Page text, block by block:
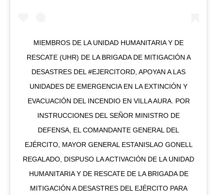
MIEMBROS DE LA UNIDAD HUMANITARIA Y DE
RESCATE (UHR) DE LA BRIGADA DE MITIGACIÓN A
DESASTRES DEL #EJERCITORD, APOYAN A LAS
UNIDADES DE EMERGENCIA EN LA EXTINCIÓN Y
EVACUACIÓN DEL INCENDIO EN VILLA AURA. POR
INSTRUCCIONES DEL SEÑOR MINISTRO DE
DEFENSA, EL COMANDANTE GENERAL DEL
EJÉRCITO, MAYOR GENERAL ESTANISLAO GONELL
REGALADO, DISPUSO LA ACTIVACIÓN DE LA UNIDAD
HUMANITARIA Y DE RESCATE DE LA BRIGADA DE
MITIGACIÓN A DESASTRES DEL EJÉRCITO PARA